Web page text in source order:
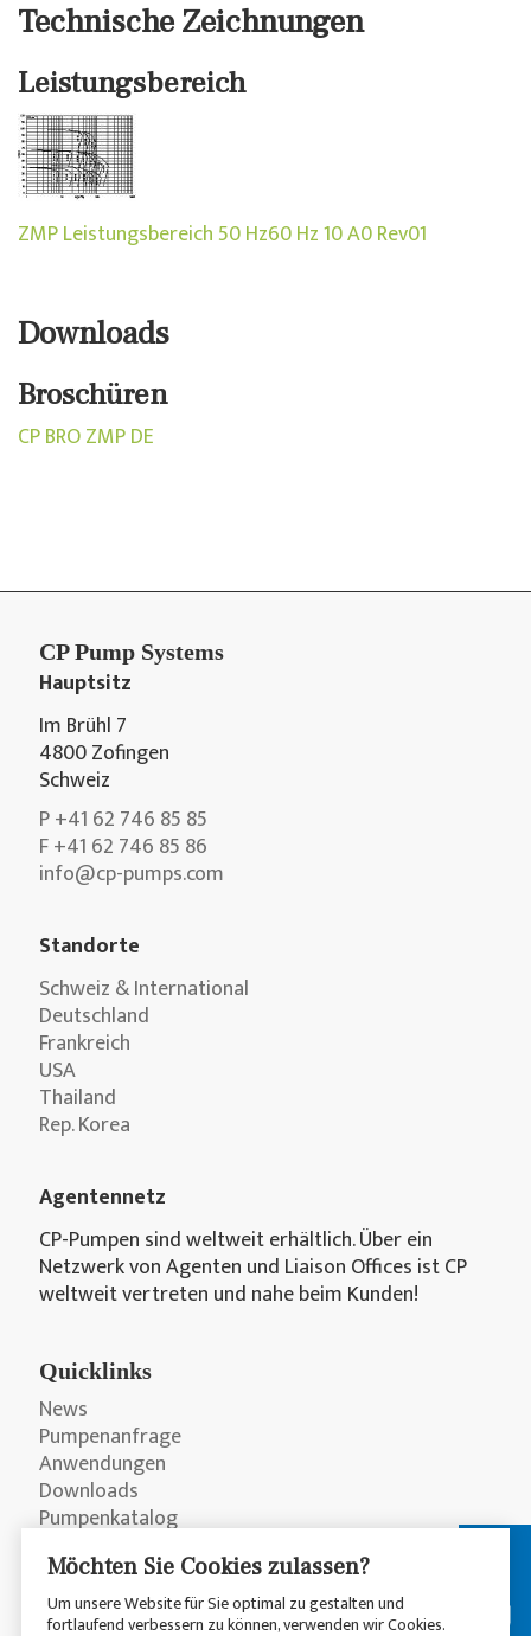
Technische Zeichnungen
Leistungsbereich
ZMP Leistungsbereich 50 Hz60 Hz 10 A0 Rev01
Downloads
Broschüren
CP BRO ZMP DE
CP Pump Systems
Hauptsitz
Im Brühl 7
4800 Zofingen
Schweiz
P +41 62 746 85 85
F +41 62 746 85 86
info@cp-pumps.com
Standorte
Schweiz & International
Deutschland
Frankreich
USA
Thailand
Rep. Korea
Agentennetz
CP-Pumpen sind weltweit erhältlich. Über ein
Netzwerk von Agenten und Liaison Offices ist CP
weltweit vertreten und nahe beim Kunden!
Quicklinks
News
Pumpenanfrage
Anwendungen
Downloads
Pumpenkatalog
Möchten Sie Cookies zulassen?
Um unsere Website für Sie optimal zu gestalten und
fortlaufend verbessern zu können, verwenden wir Cookies.